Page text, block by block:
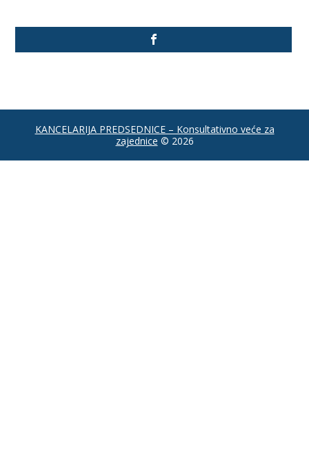
KANCELARIJA PREDSEDNICE – Konsultativno veće za
zajednice © 2026